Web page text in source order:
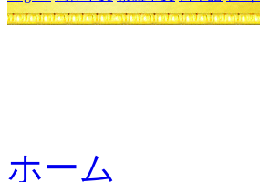
ホーム